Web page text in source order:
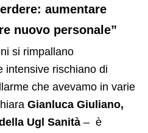
aumentare
nuovo personale”
si rimpallano
intensive rischiano di
che avevamo in varie
Gianluca Giuliano,
Ugl Sanità – è